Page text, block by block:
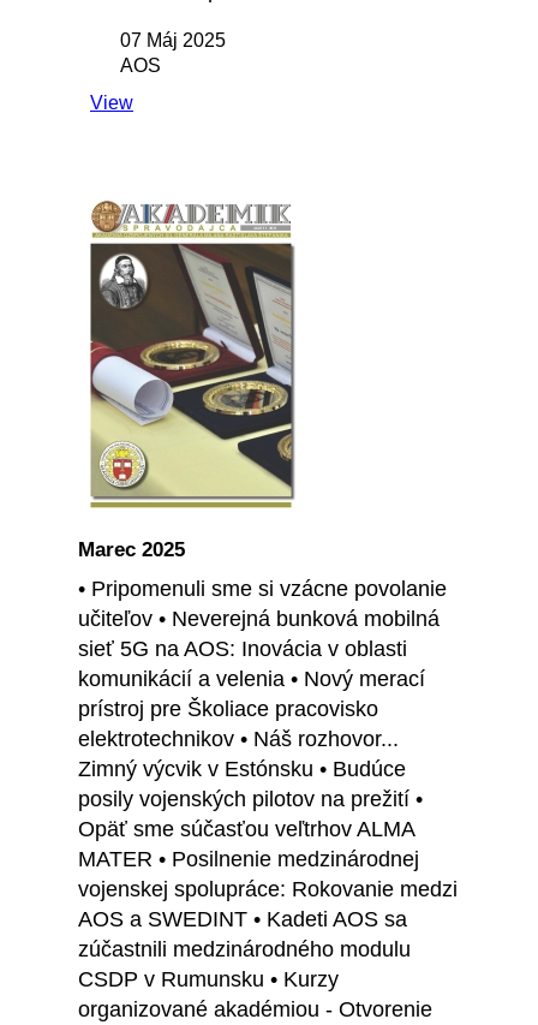
07 Máj 2025
AOS
View
Marec 2025
• Pripomenuli sme si vzácne povolanie
učiteľov • Neverejná bunková mobilná
sieť 5G na AOS: Inovácia v oblasti
komunikácií a velenia • Nový merací
prístroj pre Školiace pracovisko
elektrotechnikov • Náš rozhovor...
Zimný výcvik v Estónsku • Budúce
posily vojenských pilotov na prežití •
Opäť sme súčasťou veľtrhov ALMA
MATER • Posilnenie medzinárodnej
vojenskej spolupráce: Rokovanie medzi
AOS a SWEDINT • Kadeti AOS sa
zúčastnili medzinárodného modulu
CSDP v Rumunsku • Kurzy
organizované akadémiou - Otvorenie